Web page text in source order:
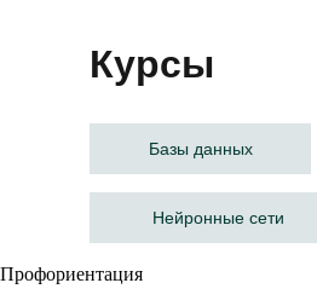
Курсы
Базы данных
Нейронные сети
Профориентация